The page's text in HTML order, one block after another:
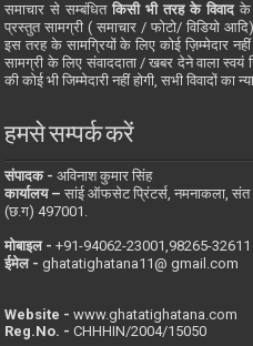
समाचार से सम्बंधितकिसी भी तरह के विवादके
प्रस्तुत सामग्री ( समाचार / फोटो/ विडियो
इस तरह के सामग्रियों के लिए कोई ज़िम्मेदार
सामग्री के लिए संवाददाता / खबर देने वाला स्वयं
की कोई भी जिम्मेदारी नहीं होगी, सभी विवादों का
हमसे सम्पर्क करें
संपादक -अविनाश कुमार सिंह
कार्यालय –सांई ऑफसेट प्रिंटर्स, नमनाकला, संत
(छ.ग) 497001.
मोबाइल - ‪+91-94062-23001‬,98265-32611
ईमेल -ghatatighatana11@ gmail.com
Website -www.ghatatighatana.com
Reg.No. -CHHHIN/2004/15050